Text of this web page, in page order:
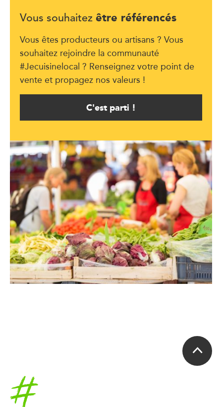
Vous souhaitez être référencés
Vous êtes producteurs ou artisans ? Vous
souhaitez rejoindre la communauté
#Jecuisinelocal ? Renseignez votre point de
vente et propagez nos valeurs !
C'est parti !
Accueil